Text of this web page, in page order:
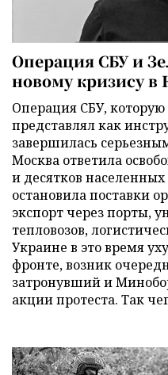
Операция СБУ и
новому кризису в
Операция СБУ,
представлял как
завершилась
Москва ответила
и десятков
остановила поставки
экспорт через порты,
тепловозов,
Украине в это время
фронте, возник
затронувший и
акции протеста. Так